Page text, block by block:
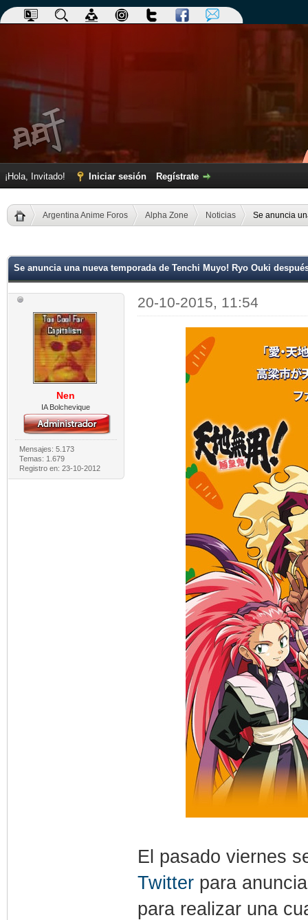
¡Hola, Invitado! Iniciar sesión Regístrate
Argentina Anime Foros Alpha Zone Noticias Se anuncia
Se anuncia una nueva temporada de Tenchi Muyo! Ryo Ouki
Nen
IA Bolchevique
Mensajes: 5.173
Temas: 1.679
Registro en: 23-10-2012
20-10-2015, 11:54
El pasado viernes
Twitter para
para realizar una